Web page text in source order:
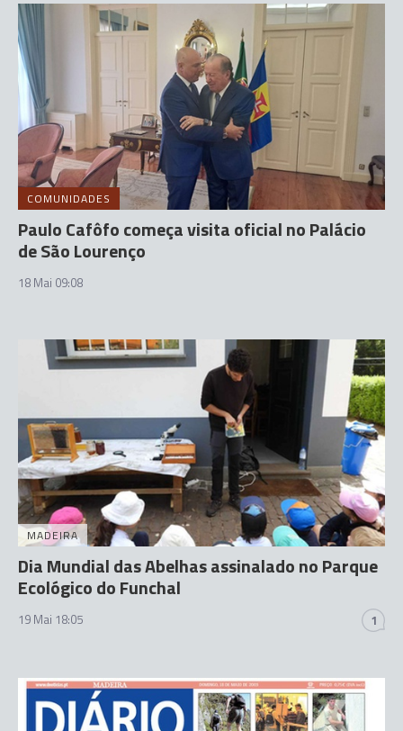
COMUNIDADES
Paulo Cafôfo começa visita oficial no Palácio
de São Lourenço
18 Mai 09:08
MADEIRA
Dia Mundial das Abelhas assinalado no Parque
Ecológico do Funchal
19 Mai 18:05 1